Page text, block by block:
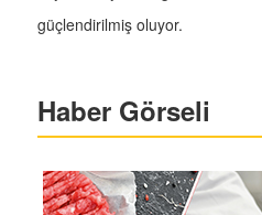
güçlendirilmiş oluyor.
Haber Görseli